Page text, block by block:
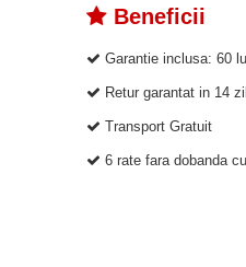
Beneficii
Garantie inclusa: 60
Retur garantat in 14
Transport Gratuit
6 rate fara dobanda